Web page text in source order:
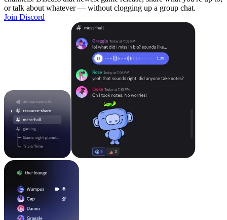
or talk about whatever — without clogging up a group chat.
Join Discord